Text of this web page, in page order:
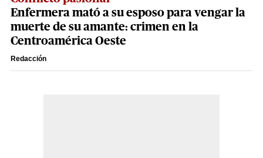
Enfermera mató a su esposo para vengar la
muerte de su amante: crimen en la
Centroamérica Oeste
Redacción